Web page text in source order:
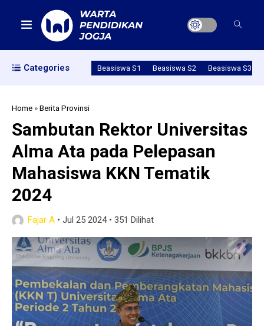
Categories Beasiswa S1 Beasiswa S2 Beasiswa S3
Home »Berita Provinsi
Sambutan Rektor Universitas
Alma Ata pada Pelepasan
Mahasiswa KKN Tematik
2024
Fajar A • Jul 25 2024• 351 Dilihat